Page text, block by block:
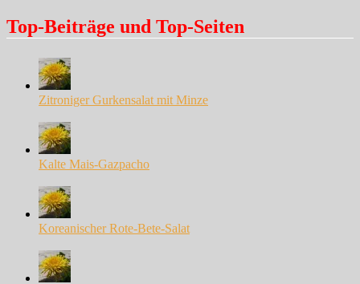
Top-Beiträge und Top-Seiten
Zitroniger Gurkensalat mit Minze
Kalte Mais-Gazpacho
Koreanischer Rote-Bete-Salat